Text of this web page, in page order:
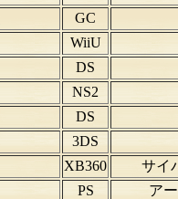
GC
WiiU
DS
NS2
DS
3DS
XB360
サイ
PS
ア